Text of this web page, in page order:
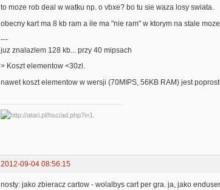
to moze rob deal w watku np. o vbxe? bo tu sie waza losy swiata.
obecny kart ma 8 kb ram a ile ma "nie ram" w ktorym na stale
---
juz znalazlem 128 kb... przy 40 mipsach
> Koszt elementow <30zl.
nawet koszt elementow w wersji (70MIPS, 56KB RAM) jest
2012-09-04 08:56:15
nosty: jako zbieracz cartow - wolalbys cart per gra. ja, jako